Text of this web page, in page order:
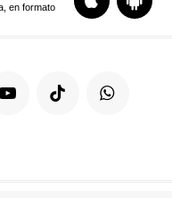
en formato